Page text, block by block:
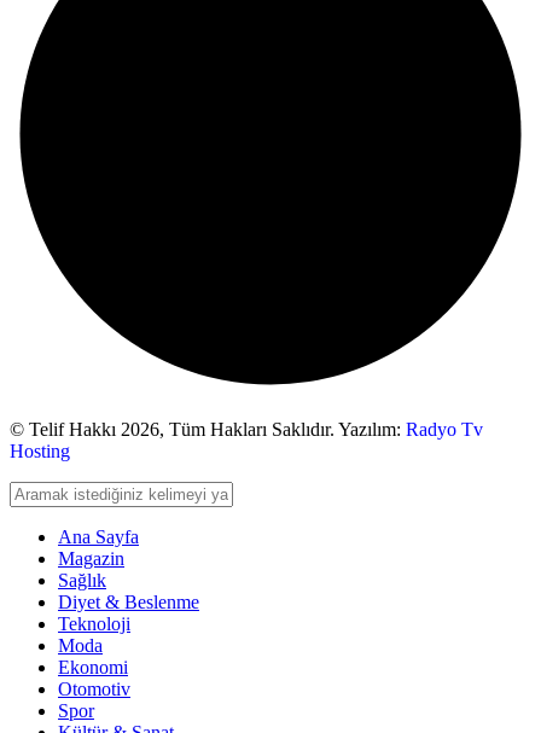
© Telif Hakkı 2026, Tüm Hakları Saklıdır. Yazılım: Radyo Tv
Hosting
Ana Sayfa
Magazin
Sağlık
Diyet & Beslenme
Teknoloji
Moda
Ekonomi
Otomotiv
Spor